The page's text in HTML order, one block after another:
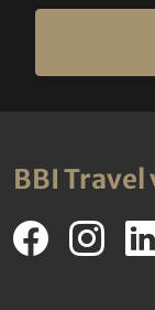
BBI Travel